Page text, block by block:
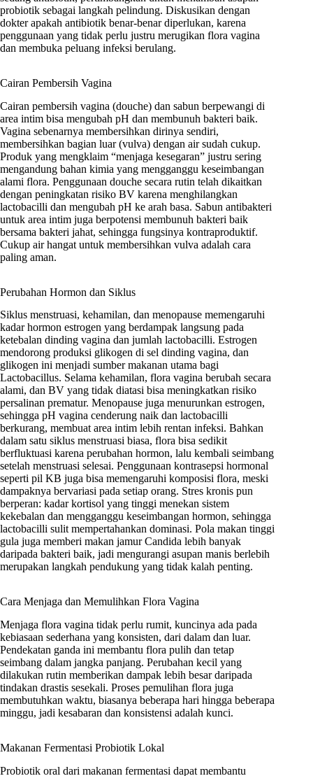
probiotik sebagai langkah pelindung. Diskusikan dengan
dokter apakah antibiotik benar-benar diperlukan, karena
penggunaan yang tidak perlu justru merugikan flora vagina
dan membuka peluang infeksi berulang.
Cairan Pembersih Vagina
Cairan pembersih vagina (douche) dan sabun berpewangi di
area intim bisa mengubah pH dan membunuh bakteri baik.
Vagina sebenarnya membersihkan dirinya sendiri,
membersihkan bagian luar (vulva) dengan air sudah cukup.
Produk yang mengklaim “menjaga kesegaran” justru sering
mengandung bahan kimia yang mengganggu keseimbangan
alami flora. Penggunaan douche secara rutin telah dikaitkan
dengan peningkatan risiko BV karena menghilangkan
lactobacilli dan mengubah pH ke arah basa. Sabun antibakteri
untuk area intim juga berpotensi membunuh bakteri baik
bersama bakteri jahat, sehingga fungsinya kontraproduktif.
Cukup air hangat untuk membersihkan vulva adalah cara
paling aman.
Perubahan Hormon dan Siklus
Siklus menstruasi, kehamilan, dan menopause memengaruhi
kadar hormon estrogen yang berdampak langsung pada
ketebalan dinding vagina dan jumlah lactobacilli. Estrogen
mendorong produksi glikogen di sel dinding vagina, dan
glikogen ini menjadi sumber makanan utama bagi
Lactobacillus. Selama kehamilan, flora vagina berubah secara
alami, dan BV yang tidak diatasi bisa meningkatkan risiko
persalinan prematur. Menopause juga menurunkan estrogen,
sehingga pH vagina cenderung naik dan lactobacilli
berkurang, membuat area intim lebih rentan infeksi. Bahkan
dalam satu siklus menstruasi biasa, flora bisa sedikit
berfluktuasi karena perubahan hormon, lalu kembali seimbang
setelah menstruasi selesai. Penggunaan kontrasepsi hormonal
seperti pil KB juga bisa memengaruhi komposisi flora, meski
dampaknya bervariasi pada setiap orang. Stres kronis pun
berperan: kadar kortisol yang tinggi menekan sistem
kekebalan dan mengganggu keseimbangan hormon, sehingga
lactobacilli sulit mempertahankan dominasi. Pola makan tinggi
gula juga memberi makan jamur Candida lebih banyak
daripada bakteri baik, jadi mengurangi asupan manis berlebih
merupakan langkah pendukung yang tidak kalah penting.
Cara Menjaga dan Memulihkan Flora Vagina
Menjaga flora vagina tidak perlu rumit, kuncinya ada pada
kebiasaan sederhana yang konsisten, dari dalam dan luar.
Pendekatan ganda ini membantu flora pulih dan tetap
seimbang dalam jangka panjang. Perubahan kecil yang
dilakukan rutin memberikan dampak lebih besar daripada
tindakan drastis sesekali. Proses pemulihan flora juga
membutuhkan waktu, biasanya beberapa hari hingga beberapa
minggu, jadi kesabaran dan konsistensi adalah kunci.
Makanan Fermentasi Probiotik Lokal
Probiotik oral dari makanan fermentasi dapat membantu